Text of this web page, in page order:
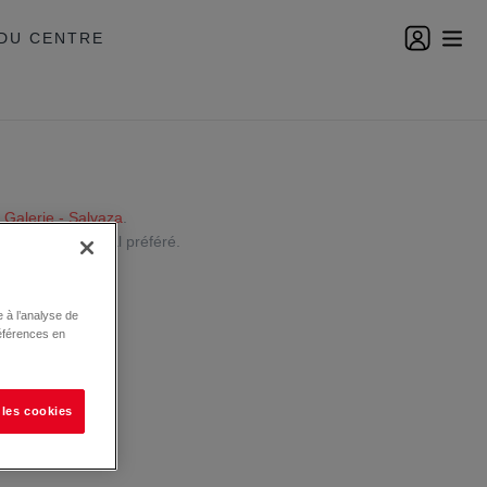
CENTRE
Galerie - Salvaza
commercial préféré.
l’analyse de
en
cookies